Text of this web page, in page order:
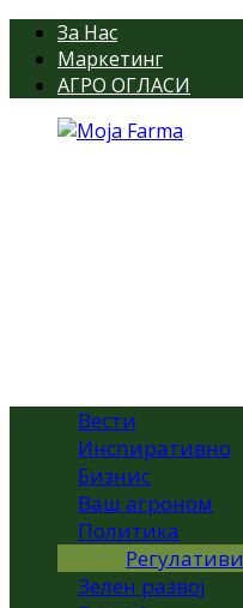
За Нас
Маркетинг
АГРО ОГЛАСИ
Вести
Инспиративно
Бизнис
Ваш агроном
Политика
Регулативи
Зелен развој